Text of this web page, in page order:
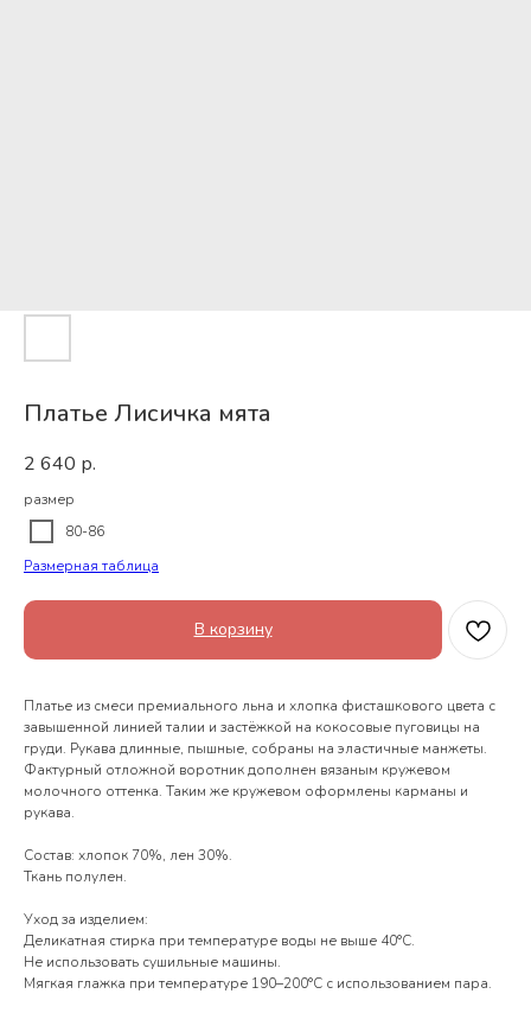
Платье Лисичка мята
2 640 р.
размер
80-86
Размерная таблица
В корзину
Платье из смеси премиального льна и хлопка фисташкового цвета с
завышенной линией талии и застёжкой на кокосовые пуговицы на
груди. Рукава длинные, пышные, собраны на эластичные манжеты.
Фактурный отложной воротник дополнен вязаным кружевом
молочного оттенка. Таким же кружевом оформлены карманы и
рукава.
Состав: хлопок 70%, лен 30%.
Ткань полулен.
Уход за изделием:
Деликатная стирка при температуре воды не выше 40°С.
Не использовать сушильные машины.
Мягкая глажка при температуре 190–200°С с использованием пара.